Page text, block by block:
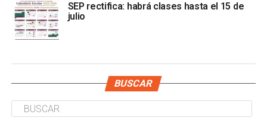
SEP rectifica: habrá clases hasta el 15 de
julio
BUSCAR